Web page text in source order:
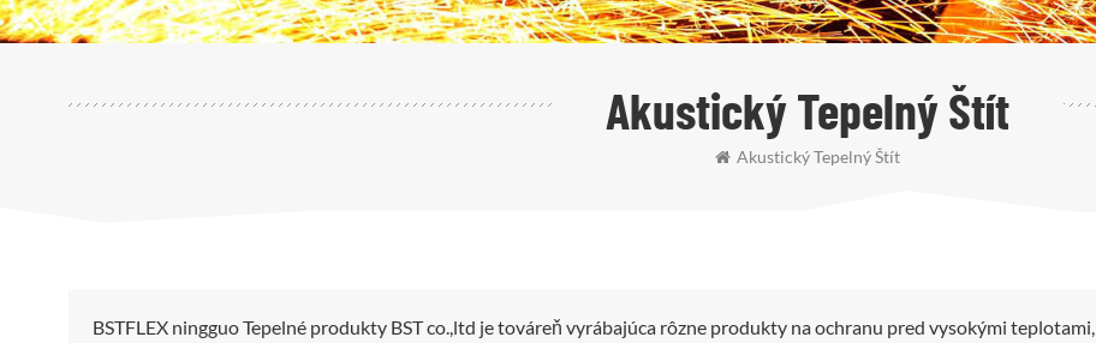
Akustický Tepelný Štít
Akustický Tepelný Štít
BSTFLEX ningguo Tepelné produkty BST co.,ltd je továreň vyrábajúca rôzne produkty na ochranu pred vysokými teplotami,